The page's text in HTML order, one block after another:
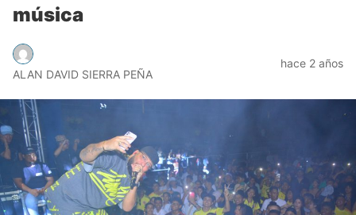
música
ALAN DAVID SIERRA PEÑA
hace 2 años